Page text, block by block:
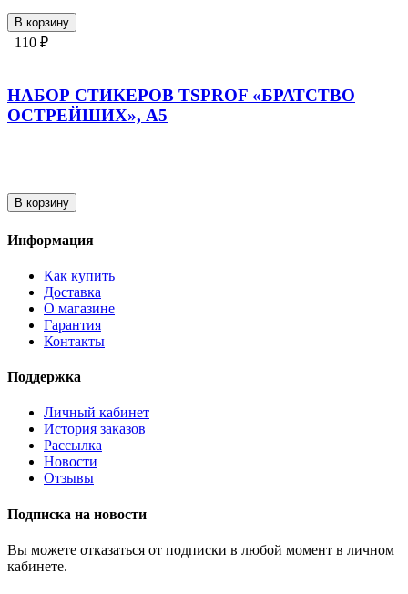
В корзину
110 ₽
НАБОР СТИКЕРОВ TSPROF «БРАТСТВО
ОСТРЕЙШИХ», A5
В корзину
Информация
Как купить
Доставка
О магазине
Гарантия
Контакты
Поддержка
Личный кабинет
История заказов
Рассылка
Новости
Отзывы
Подписка на новости
Вы можете отказаться от подписки в любой момент в личном
кабинете.